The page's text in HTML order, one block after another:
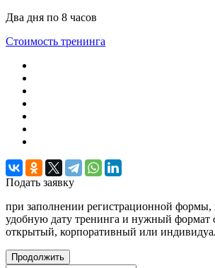
Два дня по 8 часов
Стоимость тренинга
Подать заявку
при заполнении регистрационной
удобную дату тренинга и нужный формат
открытый, корпоративный или
Продолжить